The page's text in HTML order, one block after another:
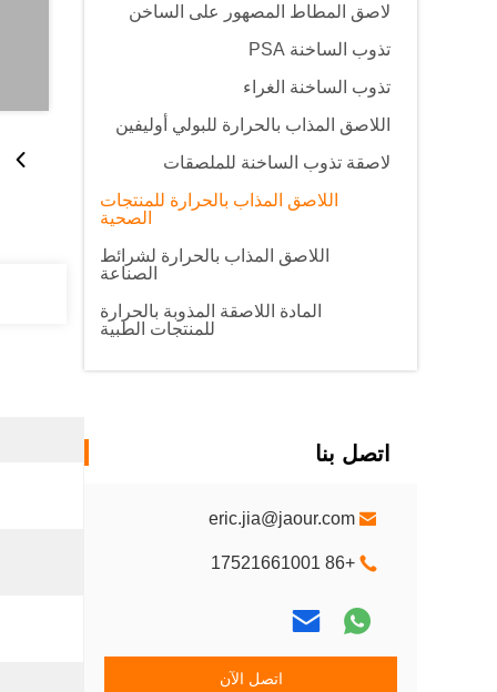
لاصق المطاط المصهور على الساخن
تذوب الساخنة PSA
تذوب الساخنة الغراء
اللاصق المذاب بالحرارة للبولي أوليفين
لاصقة تذوب الساخنة للملصقات
اللاصق المذاب بالحرارة للمنتجات
الصحية
اللاصق المذاب بالحرارة لشرائط
الصناعة
المادة اللاصقة المذوبة بالحرارة
للمنتجات الطبية
اتصل بنا
eric.jia@jaour.com
+86 17521661001
اتصل الآن